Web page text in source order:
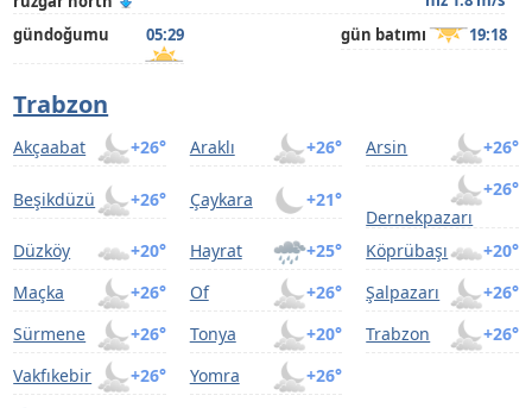
gündoğumu
05:29 gün batımı 19:18
Trabzon
+26°
Akçaabat +26°
Araklı +26°
Arsin
+26°
Beşikdüzü +21°
Çaykara
+26°
Dernekpazarı
+20°
Düzköy +25°
Hayrat +20°
Köprübaşı
+26°
Maçka +26°
Of +26°
Şalpazarı
+26°
Sürmene +20°
Tonya +26°
Trabzon
+26°
Vakfıkebir +26°
Yomra